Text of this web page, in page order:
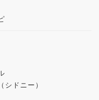
シドニー）